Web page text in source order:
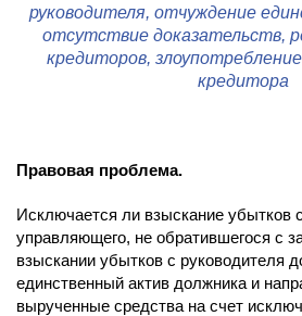
руководителя, отчуждение
отсутствие доказательств,
кредиторов,
кредитора
Правовая проблема.
Исключается ли взыскание убытков
управляющего, не обратившегося с
взыскании убытков с руководителя
единственный актив должника и
вырученные средства на счет